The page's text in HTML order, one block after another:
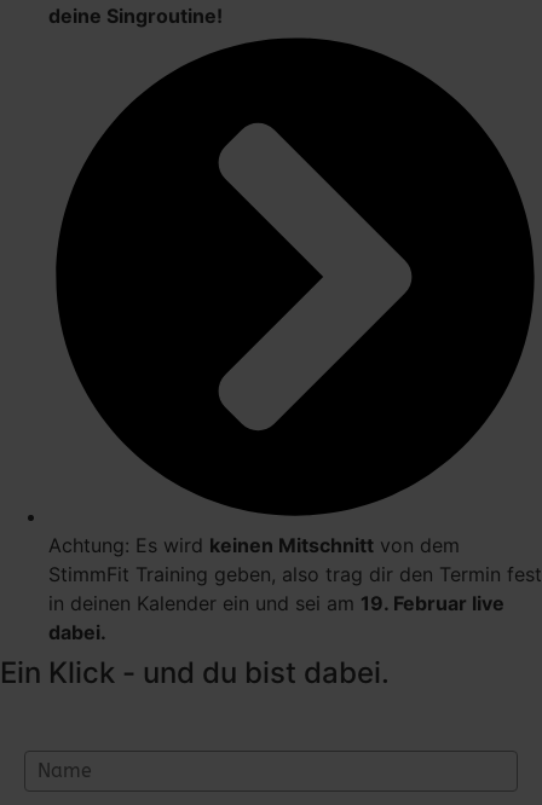
deine Singroutine!
Achtung: Es wird keinen Mitschnitt von dem
StimmFit Training geben, also trag dir den Termin fest
in deinen Kalender ein und sei am 19. Februar live
dabei.
Ein Klick - und du bist dabei.